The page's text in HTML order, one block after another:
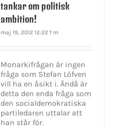
tankar om politisk
ambition!
maj 19, 2012 12:22 f m
Monarkifrågan är ingen
fråga som Stefan Löfven
vill ha en åsikt i. Ändå är
detta den enda fråga som
den socialdemokratiska
partiledaren uttalar att
han står för.